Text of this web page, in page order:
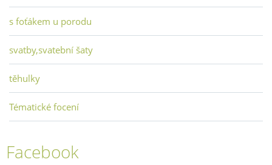
s foťákem u porodu
svatby,svatební šaty
těhulky
Tématické focení
Facebook